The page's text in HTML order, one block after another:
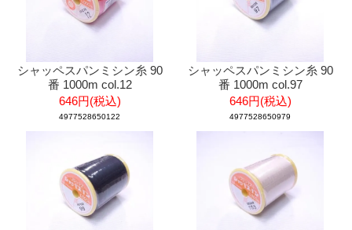
シャッペスパンミシン糸 90
番 1000m col.12
646円(税込)
4977528650122
シャッペスパンミシン糸 90
番 1000m col.97
646円(税込)
4977528650979